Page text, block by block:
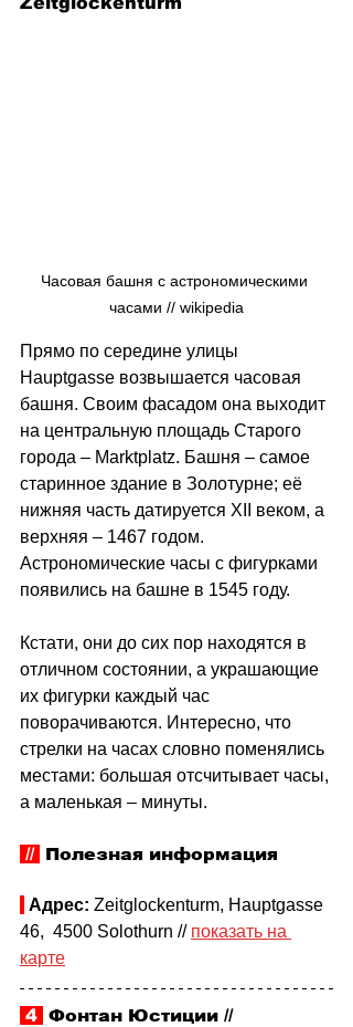
Часовая башня с астрономическими
часами // wikipedia
Прямо по середине улицы
Hauptgasse возвышается часовая
башня. Своим фасадом она выходит
на центральную площадь Старого
города – Marktplatz. Башня – самое
старинное здание в Золотурне; её
нижняя часть датируется XII веком, а
верхняя – 1467 годом.
Астрономические часы с фигурками
появились на башне в 1545 году.
Кстати, они до сих пор находятся в
отличном состоянии, а украшающие
их фигурки каждый час
поворачиваются. Интересно, что
стрелки на часах словно поменялись
местами: большая отсчитывает часы,
а маленькая – минуты.
// Полезная информация
Адрес: Zeitglockenturm, Hauptgasse
46,  4500 Solothurn // показать на
карте
4 Фонтан Юстиции //